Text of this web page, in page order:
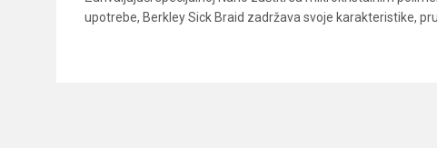
upotrebe, Berkley Sick Braid zadržava svoje karakteristike,